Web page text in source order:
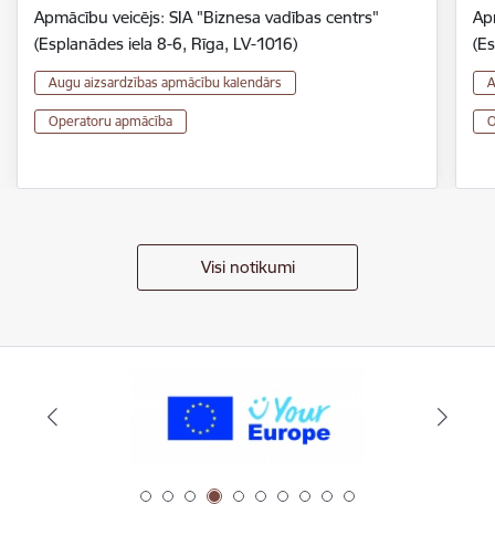
Apmācību veicējs: SIA "Biznesa vadības centrs"
(Esplanādes iela 8-6, Rīga, LV-1016)
Augu aizsardzības apmācību kalendārs
Operatoru apmācība
Visi notikumi